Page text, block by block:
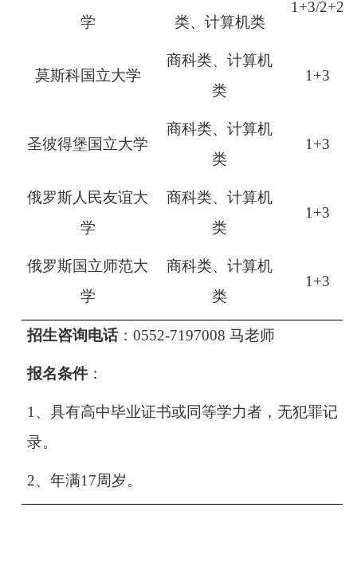
学
类、计算机类
1+3/2+2
莫斯科国立大学
商科类、计算机
类
1+3
圣彼得堡国立大学
商科类、计算机
类
1+3
俄罗斯人民友谊大
学
商科类、计算机
类
1+3
俄罗斯国立师范大
学
商科类、计算机
类
1+3
招生咨询电话： 0552-7197008 马老师
报名条件：
1、 具有高中毕业证书或同等学力者，无犯罪记
录。
2、年满17周岁。